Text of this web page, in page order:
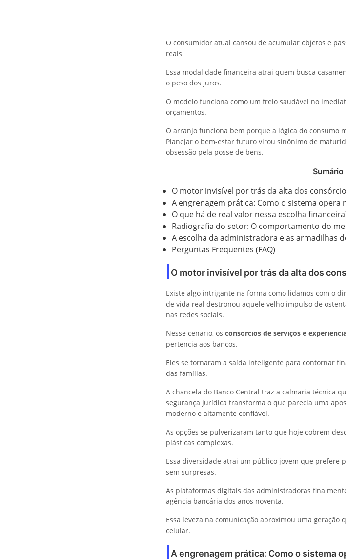
O consumidor atual cansou de acumular objetos e
reais.
Essa modalidade financeira atrai quem busca
o peso dos juros.
O modelo funciona como um freio saudável no
orçamentos.
O arranjo funciona bem porque a lógica do consumo
Planejar o bem-estar futuro virou sinônimo de
obsessão pela posse de bens.
Sumário
O motor invisível por trás da alta dos
A engrenagem prática: Como o sistema opera
O que há de real valor nessa escolha
Radiografia do setor: O comportamento do
A escolha da administradora e as armadilhas
Perguntas Frequentes (FAQ)
O motor invisível por trás da alta dos
Existe algo intrigante na forma como lidamos com o
de vida real destronou aquele velho impulso de
nas redes sociais.
Nesse cenário, os consórcios de serviços e
pertencia aos bancos.
Eles se tornaram a saída inteligente para contornar
das famílias.
A chancela do Banco Central traz a calmaria técnica
segurança jurídica transforma o que parecia uma
moderno e altamente confiável.
As opções se pulverizaram tanto que hoje cobrem
plásticas complexas.
Essa diversidade atrai um público jovem que prefere
sem surpresas.
As plataformas digitais das administradoras
agência bancária dos anos noventa.
Essa leveza na comunicação aproximou uma
celular.
A engrenagem prática: Como o sistema